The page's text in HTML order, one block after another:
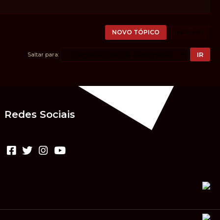
NOVO TÓPICO IMPRIMIR
Saltar para
Redes Sociais